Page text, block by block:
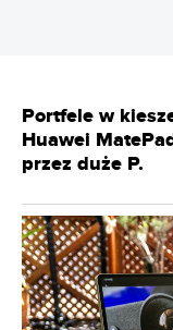
Portfele w
Huawei
przez duże P.